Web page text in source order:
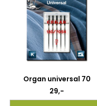
Organ universal 70
29,-